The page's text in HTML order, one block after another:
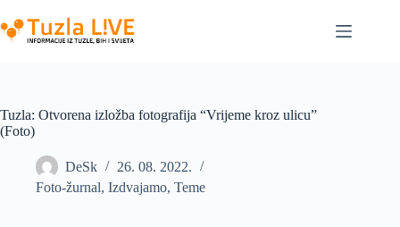
to
content
Tuzla: Otvorena izložba fotografija “Vrijeme kroz ulicu”
(Foto)
DeSk
26. 08. 2022.
Foto-žurnal, Izdvajamo, Teme